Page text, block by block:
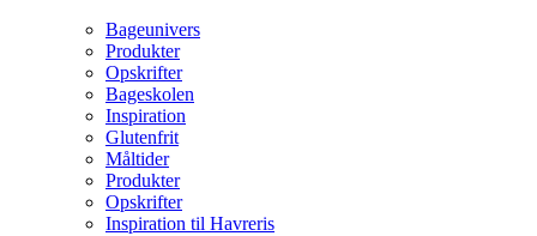
Bageunivers
Produkter
Opskrifter
Bageskolen
Inspiration
Glutenfrit
Måltider
Produkter
Opskrifter
Inspiration til Havreris